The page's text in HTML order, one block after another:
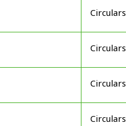
Circulars
Circulars
Circulars
Circulars